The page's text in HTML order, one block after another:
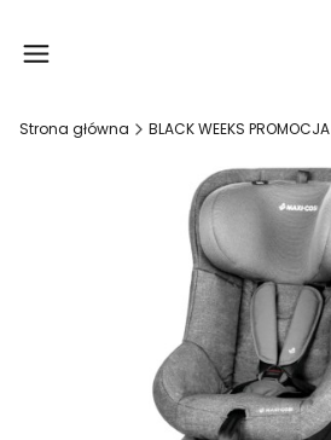
Strona główna BLACK WEEKS PROMOCJA